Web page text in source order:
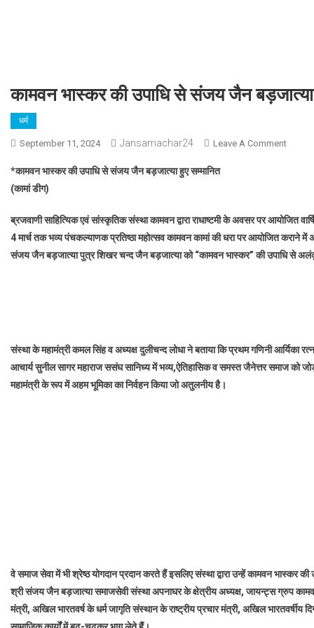
कामवन भास्कर की उपाधि से संजय जैन बड़जात्या
धर्म
September 11, 2024 Jansamachar24 Leave A Comment
संजय
जैन
बड़जात्या
*कामवन भास्कर की उपाधि से संजय जैन बड़जात्या हुए सम्मानित
(कामां डीग)
ब्रजवाणी साहित्यिक एवं सांस्कृतिक संस्था कामवन द्वारा राधाष्टमी के अवसर पर आयोजित
4 मार्च तक भव्य पंचकल्याणक प्रतिष्ठा महोत्सव कामवन कामां की धरा पर आयोजित कराने में
संजय जैन बड़जात्या पुत्र शिखर चन्द जैन बड़जात्या को “कामवन भास्कर” की उपाधि से
संस्था के महामंत्री कमल सिंह व अध्यक्ष दुलीचन्द लोधा ने बताया कि प्रथम गणिनी आर्यिका
आचार्य सुनील सागर महाराज ससंघ सानिध्य में भव्य,ऐतिहासिक व समस्त जैनेत्तर समाज को
महामंत्री के रूप में अहम भूमिका का निर्वहन किया जो अतुलनीय है।
वे समाज सेवा में भी श्रेष्ठ योगदान प्रदान करते हैं इसलिए संस्था द्वारा उन्हें कामवन भास्कर
श्री संजय जैन बड़जात्या समाजसेवी संस्था अपनाघर के क्षेत्रीय अध्यक्ष, जायन्ट्स ग्रुप
मंत्री, अखिल भारतवर्ष के धर्म जागृति संस्थान के राष्ट्रीय प्रचार मंत्री, अखिल भारतवर्षीय